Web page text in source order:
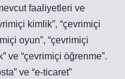
faaliyetleri ve
kimlik”, “çevrimiçi
oyun”, “çevrimiçi
ve “çevrimiçi öğrenme”.
ve “e-ticaret”